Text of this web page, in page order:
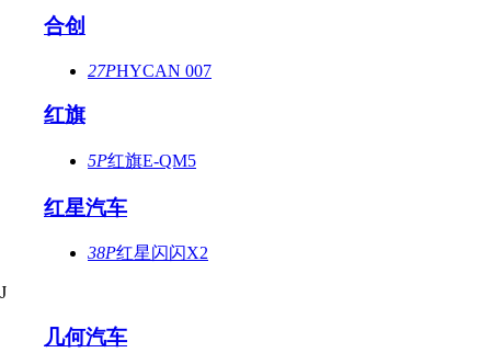
合创
27PHYCAN 007
红旗
5P红旗E-QM5
红星汽车
38P红星闪闪X2
J
几何汽车